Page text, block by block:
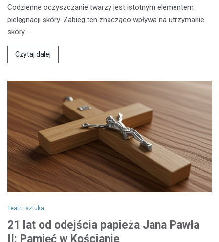
Codzienne oczyszczanie twarzy jest istotnym elementem
pielęgnacji skóry. Zabieg ten znacząco wpływa na utrzymanie
skóry…
Czytaj dalej
Teatr i sztuka
21 lat od odejścia papieża Jana Pawła
II: Pamięć w Kościanie